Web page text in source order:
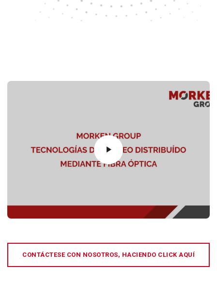
CONTÁCTESE CON NOSOTROS, HACIENDO CLICK AQUÍ